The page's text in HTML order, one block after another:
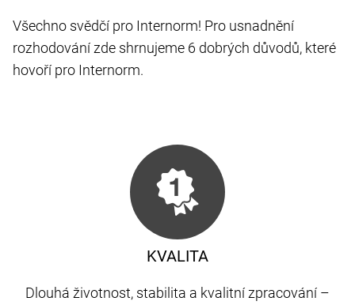
Všechno svědčí pro Internorm! Pro usnadnění
rozhodování zde shrnujeme 6 dobrých důvodů, které
hovoří pro Internorm.
KVALITA
Dlouhá životnost, stabilita a kvalitní zpracování –